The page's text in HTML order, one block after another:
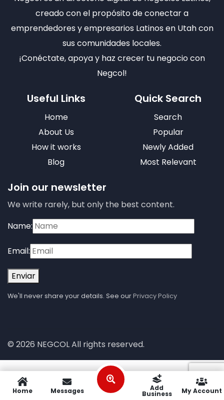
creado con el propósito de conectar a
emprendedores y empresarios Latinos en Utah con
sus comunidades locales.
¡Conéctate, apoya y haz crecer tu negocio con
Negcol!
Useful Links
Home
About Us
How it works
Blog
Quick Search
Search
Popular
Newly Added
Most Relevant
Join our newsletter
We write rarely, but only the best content.
Name:
Email:
Enviar
We'll never share your details. See ourPrivacy Policy
© 2026 NEGCOL All rights reserved.
Home Messages Add
Business My Account